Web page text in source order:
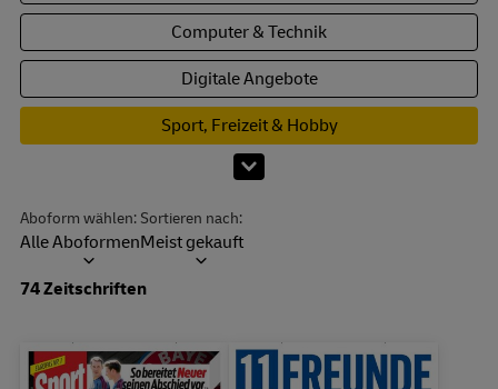
Computer & Technik
Digitale Angebote
Sport, Freizeit & Hobby
Mehr Kategorien anzeigen
Aboform wählen:
Alle Aboformen
Sortieren nach:
Meist gekauft
Dropdown öffnen
74 Zeitschriften